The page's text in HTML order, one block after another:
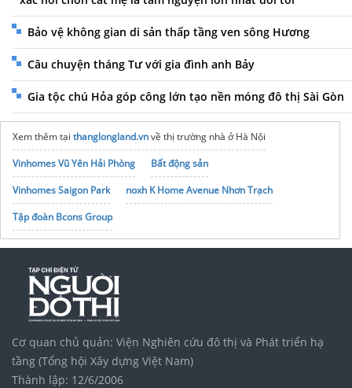
Bảo vệ không gian di sản thấp tầng ven sông Hương
Câu chuyện tháng Tư với gia đình anh Bảy
Gia tộc chú Hỏa góp công lớn tạo nền móng đô thị Sài Gòn
Xem thêm tại thanglongland.vnvề thị trường nhà ở Hà Nội
Vinhomes Vũ Yên Hải Phòng
Bất động sản
Vinhomes Saigon Park
noxh K Home Avenue Nhơn Trạch
Tập đoàn Bcons Group
Cơ quan chủ quản: Viện Nghiên cứu đô thị và Phát triển hạ
tầng (Tổng hội Xây dựng Việt Nam)
Thành lập: 12/6/2006